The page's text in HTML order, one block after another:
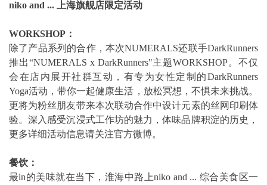
niko and ... 上海旗舰店限定活动
WORKSHOP：
除了产品系列的合作，本次NUMERALS还联手DarkRunners
推出“NUMERALS x DarkRunners"主题WORKSHOP。不仅
会在店内展开社群互动，有专为女性定制的DarkRunners
Yoga活动，带你一起健康生活，放松冥想，不惧未来挑战。
更将为粉丝朋友带来本次联动合作中设计元素的丝网印刷体
验。深入感受沉浸式工作坊的魅力，体味品牌积淀的历史，
更多详细活动信息请关注官方微博。
餐饮：
最in的美味就在当下，淮海中路上niko and ... 综合美食区一